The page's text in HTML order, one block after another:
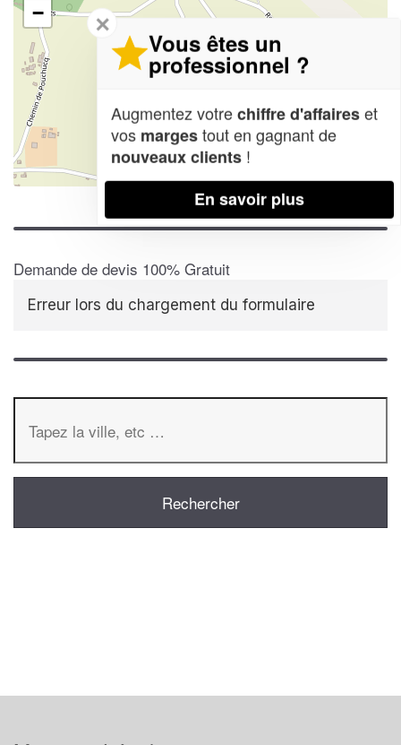
−
Leaflet| Map data ©OpenStreetMap contributors,CC-BY-SA
Demande de devis 100% Gratuit
Erreur lors du chargement du formulaire
✕
Vous êtes un
professionnel ?
Augmentez votrechiffre d'affaireset
vos margestout en gagnant de
nouveaux clients !
En savoir plus